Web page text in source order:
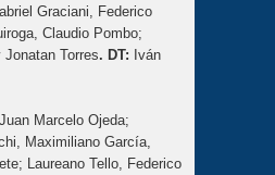
Graciani, Federico
Claudio Pombo;
Jonatan Torres. DT: Iván
Juan Marcelo Ojeda;
Maximiliano García,
Laureano Tello, Federico